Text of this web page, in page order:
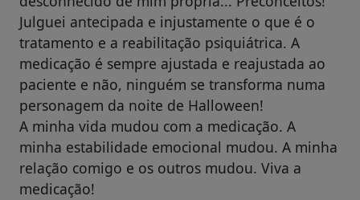
Julguei antecipada e injustamente o que é o
tratamento e a reabilitação psiquiátrica. A
medicação é sempre ajustada e reajustada ao
paciente e não, ninguém se transforma numa
personagem da noite de Halloween!
A minha vida mudou com a medicação. A
minha estabilidade emocional mudou. A minha
relação comigo e os outros mudou. Viva a
medicação!